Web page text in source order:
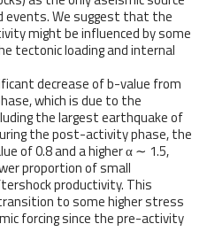
events. We suggest that the
might be influenced by some
tectonic loading and internal
decrease of b-value from
which is due to the
the largest earthquake of
the post-activity phase, the
of 0.8 and a higher α ∼ 1.5,
proportion of small
productivity. This
to some higher stress
forcing since the pre-activity